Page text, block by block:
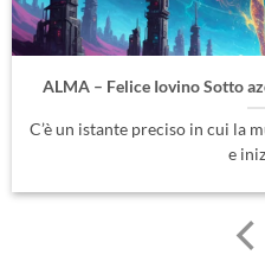
ALMA – Felice Iovino Sotto
C’è un istante preciso in cui la
e